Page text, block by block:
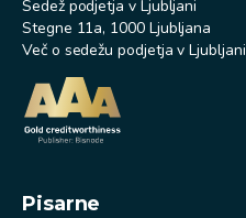
Sedež podjetja v Ljubljani
Stegne 11a, 1000 Ljubljana
Več o sedežu podjetja v Ljubljani
Pisarne